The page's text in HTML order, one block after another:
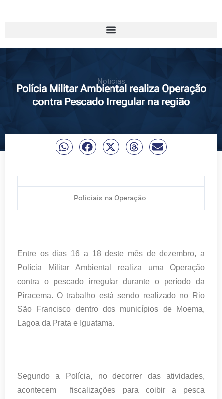
Notícias
Polícia Militar Ambiental realiza Operação
contra Pescado Irregular na região
Policiais na Operação
Entre os dias 16 a 18 deste mês de dezembro, a
Polícia Militar Ambiental realiza uma Operação
contra o pescado irregular durante o período da
Piracema. O trabalho está sendo realizado no Rio
São Francisco dentro dos municípios de Moema,
Lagoa da Prata e Iguatama.
Segundo a Polícia, no decorrer das atividades,
acontecem
fiscalizações para coibir a pesca